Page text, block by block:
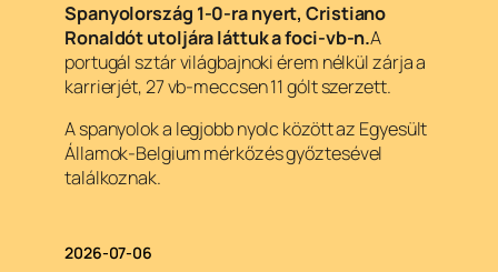
Spanyolország 1-0-ra nyert, Cristiano
Ronaldót utoljára láttuk a foci-vb-n.A
portugál sztár világbajnoki érem nélkül zárja a
karrierjét, 27 vb-meccsen 11 gólt szerzett.
A spanyolok a legjobb nyolc között az Egyesült
Államok-Belgium mérkőzés győztesével
találkoznak.
2026-07-06